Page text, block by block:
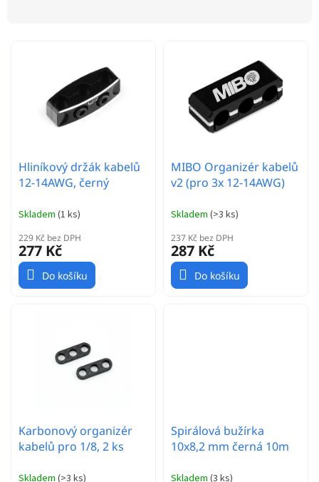
ů
Hliníkový držák kabelů
12-14AWG, černý
Skladem (1 ks)
229 Kč bez DPH
277 Kč
Do košíku
MIBO Organizér kabelů
v2 (pro 3x 12-14AWG)
Skladem (>3 ks)
237 Kč bez DPH
287 Kč
Do košíku
Karbonový organizér
kabelů pro 1/8, 2 ks
Skladem (>3 ks)
Spirálová bužírka
10x8,2 mm černá 10m
Skladem (3 ks)